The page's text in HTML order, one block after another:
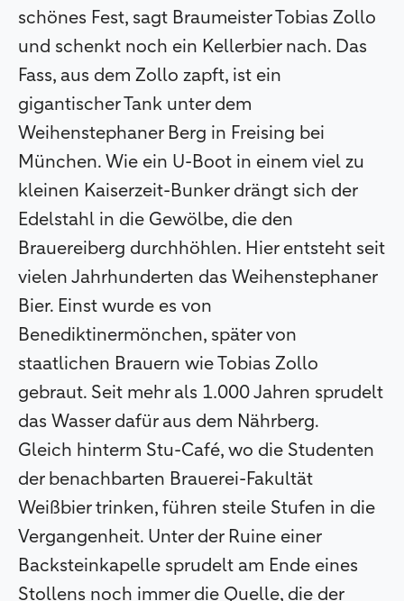
schönes Fest, sagt Braumeister Tobias Zollo
und schenkt noch ein Kellerbier nach. Das
Fass, aus dem Zollo zapft, ist ein
gigantischer Tank unter dem
Weihenstephaner Berg in Freising bei
München. Wie ein U-Boot in einem viel zu
kleinen Kaiserzeit-Bunker drängt sich der
Edelstahl in die Gewölbe, die den
Brauereiberg durchhöhlen. Hier entsteht seit
vielen Jahrhunderten das Weihenstephaner
Bier. Einst wurde es von
Benediktinermönchen, später von
staatlichen Brauern wie Tobias Zollo
gebraut. Seit mehr als 1.000 Jahren sprudelt
das Wasser dafür aus dem Nährberg.
Gleich hinterm Stu-Café, wo die Studenten
der benachbarten Brauerei-Fakultät
Weißbier trinken, führen steile Stufen in die
Vergangenheit. Unter der Ruine einer
Backsteinkapelle sprudelt am Ende eines
Stollens noch immer die Quelle, die der